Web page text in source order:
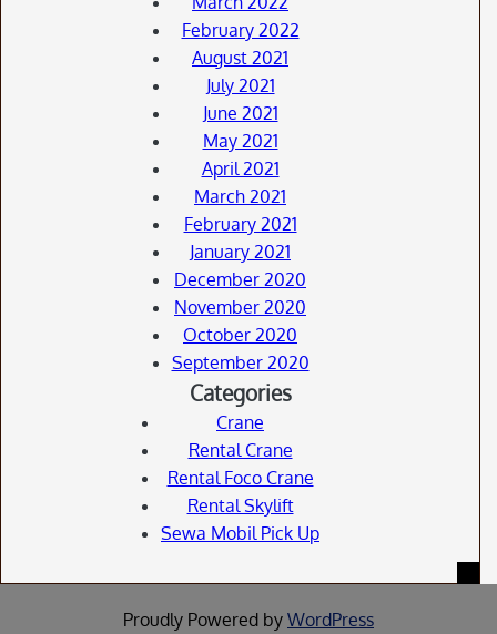
February 2022
August 2021
July 2021
June 2021
May 2021
April 2021
March 2021
February 2021
January 2021
December 2020
November 2020
October 2020
September 2020
Categories
Crane
Rental Crane
Rental Foco Crane
Rental Skylift
Sewa Mobil Pick Up
Proudly Powered by WordPress